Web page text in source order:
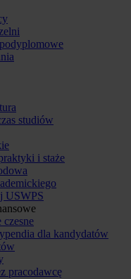
studiów
i staże
USWPS
czesne
dla kandydatów
pracodawcę